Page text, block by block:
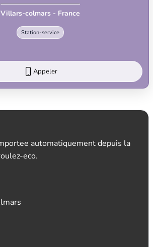
Villars-colmars - France
Station-service
Appeler
automatiquement depuis la
eco.